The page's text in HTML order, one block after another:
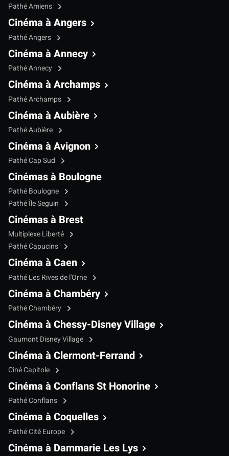
Pathé Amiens
Cinéma à Angers
Pathé Angers
Cinéma à Annecy
Pathé Annecy
Cinéma à Archamps
Pathé Archamps
Cinéma à Aubière
Pathé Aubière
Cinéma à Avignon
Pathé Cap Sud
Cinémas à Boulogne
Pathé Boulogne
Pathé Île Seguin
Cinémas à Brest
Multiplexe Liberté
Pathé Capucins
Cinéma à Caen
Pathé Les Rives de l'Orne
Cinéma à Chambéry
Pathé Chambéry
Cinéma à Chessy-Disney Village
Gaumont Disney Village
Cinéma à Clermont-Ferrand
Ciné Capitole
Cinéma à Conflans St Honorine
Pathé Conflans
Cinéma à Coquelles
Pathé Cité Europe
Cinéma à Dammarie Les Lys